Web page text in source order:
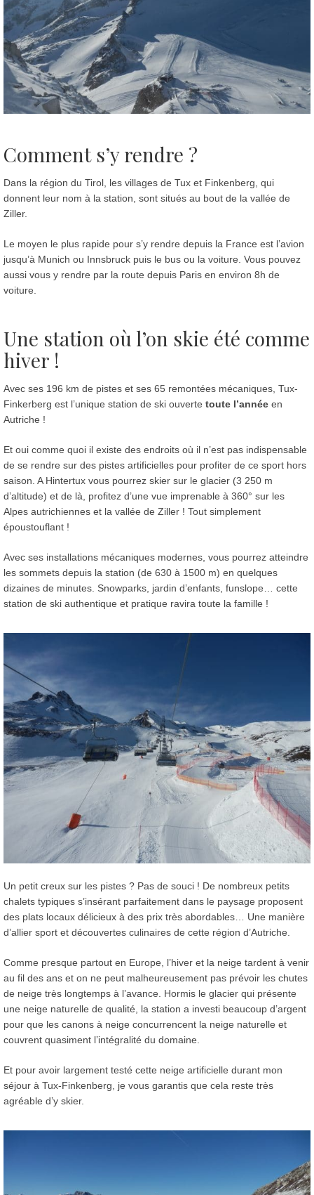
Comment s’y rendre ?
Dans la région du Tirol, les villages de Tux et Finkenberg, qui
donnent leur nom à la station, sont situés au bout de la vallée de
Ziller.
Le moyen le plus rapide pour s’y rendre depuis la France est l’avion
jusqu’à Munich ou Innsbruck puis le bus ou la voiture. Vous pouvez
aussi vous y rendre par la route depuis Paris en environ 8h de
voiture.
Une station où l’on skie été comme
hiver !
Avec ses 196 km de pistes et ses 65 remontées mécaniques, Tux-
Finkerberg est l’unique station de ski ouverte toute l’année en
Autriche !
Et oui comme quoi il existe des endroits où il n’est pas indispensable
de se rendre sur des pistes artificielles pour profiter de ce sport hors
saison. A Hintertux vous pourrez skier sur le glacier (3 250 m
d’altitude) et de là, profitez d’une vue imprenable à 360° sur les
Alpes autrichiennes et la vallée de Ziller ! Tout simplement
époustouflant !
Avec ses installations mécaniques modernes, vous pourrez atteindre
les sommets depuis la station (de 630 à 1500 m) en quelques
dizaines de minutes. Snowparks, jardin d’enfants, funslope… cette
station de ski authentique et pratique ravira toute la famille !
Un petit creux sur les pistes ? Pas de souci ! De nombreux petits
chalets typiques s’insérant parfaitement dans le paysage proposent
des plats locaux délicieux à des prix très abordables… Une manière
d’allier sport et découvertes culinaires de cette région d’Autriche.
Comme presque partout en Europe, l’hiver et la neige tardent à venir
au fil des ans et on ne peut malheureusement pas prévoir les chutes
de neige très longtemps à l’avance. Hormis le glacier qui présente
une neige naturelle de qualité, la station a investi beaucoup d’argent
pour que les canons à neige concurrencent la neige naturelle et
couvrent quasiment l’intégralité du domaine.
Et pour avoir largement testé cette neige artificielle durant mon
séjour à Tux-Finkenberg, je vous garantis que cela reste très
agréable d’y skier.